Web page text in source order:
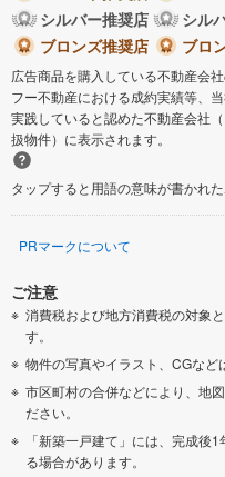
シルバー推奨店
シル
ブロンズ推奨店
ブロ
広告商品を購入している不動産会
フー不動産における成約実績等、
実践していると認めた不動産会社
扱物件）に表示されます。
タップすると用語の意味が書かれ
PRマークについて
ご注意
消費税および地方消費税の対象
す。
物件の写真やイラスト、CGなど
市区町村の合併などにより、地
ださい。
「新築一戸建て」には、完成後
る場合があります。